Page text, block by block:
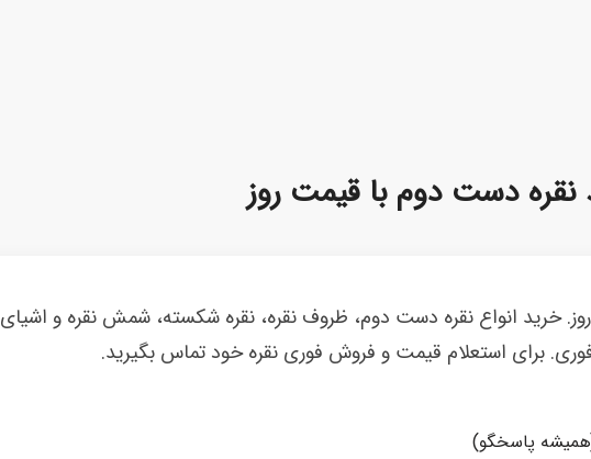
نقره دست دوم با قیمت روز
روز. خرید انواع نقره دست دوم، ظروف نقره، نقره شکسته، شمش نقره و اشیای
برای استعلام قیمت و فروش فوری نقره خود تماس بگیرید.